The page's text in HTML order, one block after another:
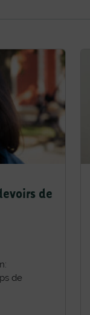
de
de